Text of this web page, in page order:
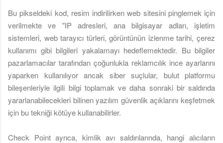
Bu pikseldeki kod, resim indirilirken web sitesini pinglemek için
verilmekte ve "IP adresleri, ana bilgisayar adları, işletim
sistemleri, web tarayıcı türleri, görüntünün izlenme tarihi, çerez
kullanımı gibi bilgileri yakalamayı hedeflemektedir. Bu bilgiler
pazarlamacılar tarafından çoğunlukla reklamcılık ince ayarlarını
yaparken kullanılıyor ancak siber suçlular, bulut platformu
bileşenleriyle ilgili bilgi toplamak ve daha sonraki bir saldırıda
yararlanabilecekleri bilinen yazılım güvenlik açıklarını keşfetmek
için bu tekniği kötüye kullanabilirler.
Check Point ayrıca, kimlik avı saldırılarında, hangi alıcıların